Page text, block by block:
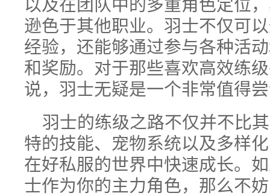
逊色于其他职业。羽士不仅可
经验，还能够通过参与各种活
和奖励。对于那些喜欢高效练
说，羽士无疑是一个非常值得
羽士的练级之路不仅并不比
特的技能、宠物系统以及多样
在好私服的世界中快速成长。
士作为你的主力角色，那么不